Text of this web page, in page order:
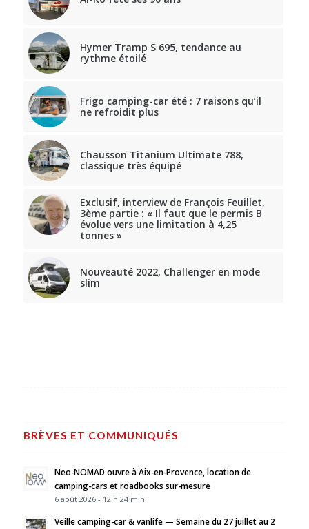
Hymer Tramp S 695, tendance au
rythme étoilé
Frigo camping-car été : 7 raisons qu’il
ne refroidit plus
Chausson Titanium Ultimate 788,
classique très équipé
Exclusif, interview de François Feuillet,
3ème partie : « Il faut que le permis B
évolue vers une limitation à 4,25
tonnes »
Nouveauté 2022, Challenger en mode
slim
BRÈVES ET COMMUNIQUÉS
Neo-NOMAD ouvre à Aix-en-Provence, location de
camping-cars et roadbooks sur-mesure
6 août 2026 - 12 h 24 min
Veille camping-car & vanlife — Semaine du 27 juillet au 2